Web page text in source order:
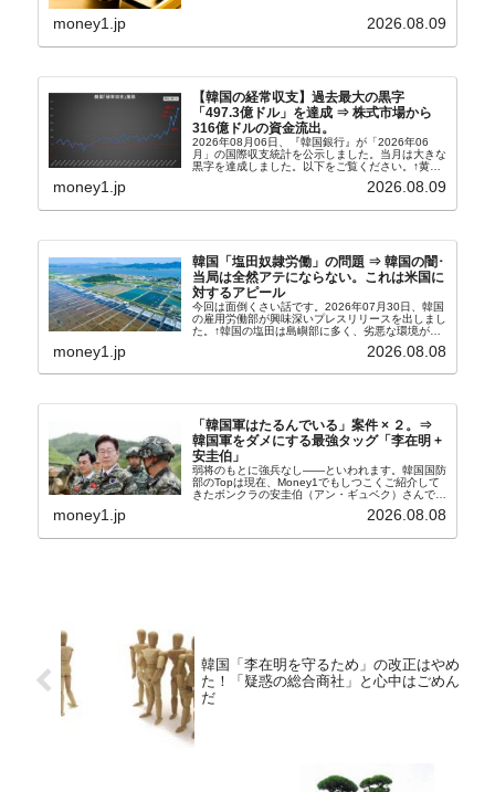
れ協力体制を構築□『韓国銀行』は、国内生産金の
money1.jp 2026.08.09
【韓国の経常収支】過去最大の黒字
「497.3億ドル」を達成 ⇒ 株式市場から
316億ドルの資金流出。
2026年08月06日、『韓国銀行』が「2026年06
月」の国際収支統計を公示しました。当月は大きな
黒字を達成しました。以下をご覧ください。↑黄色
の経常収支です。2026年06月貿易収支：4...
money1.jp 2026.08.09
韓国「塩田奴隷労働」の問題 ⇒ 韓国の闇･
当局は全然アテにならない。これは米国に
対するアピール
今回は面倒くさい話です。2026年07月30日、韓国
の雇用労働部が興味深いプレスリリースを出しまし
た。↑韓国の塩田は島嶼部に多く、劣悪な環境が一
たといわれます（後述）。これは、いわゆる「塩田
money1.jp 2026.08.08
「韓国軍はたるんでいる」案件 × ２。⇒
韓国軍をダメにする最強タッグ「李在明 +
安圭伯」
弱将のもとに強兵なし――といわれます。韓国国防
部のTopは現在、Money1でもしつこくご紹介して
きたボンクラの安圭伯（アン・ギュベク）さんで
さんと「韓国初の文官上がり」の国防部長官安圭伯
money1.jp 2026.08.08
韓国「李在明を守るため」の改正はやめ
た！「疑惑の総合商社」と心中はごめん
だ